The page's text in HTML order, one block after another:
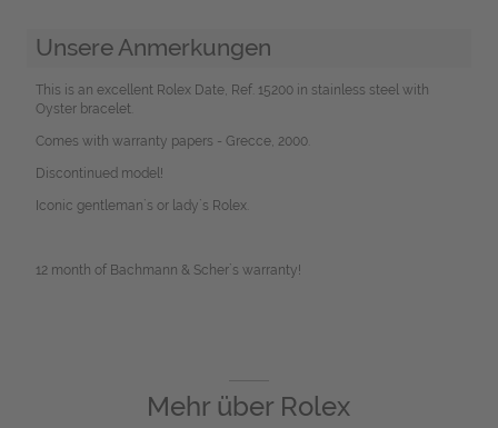
Unsere Anmerkungen
This is an excellent Rolex Date, Ref. 15200 in stainless steel with
Oyster bracelet.
Comes with warranty papers - Grecce, 2000.
Discontinued model!
Iconic gentleman`s or lady`s Rolex.
12 month of Bachmann & Scher`s warranty!
Mehr über Rolex